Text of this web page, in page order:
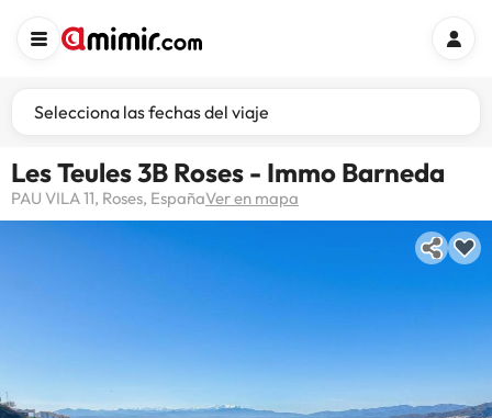
Selecciona las fechas del viaje
Les Teules 3B Roses - Immo Barneda
PAU VILA 11, Roses, EspañaVer en mapa